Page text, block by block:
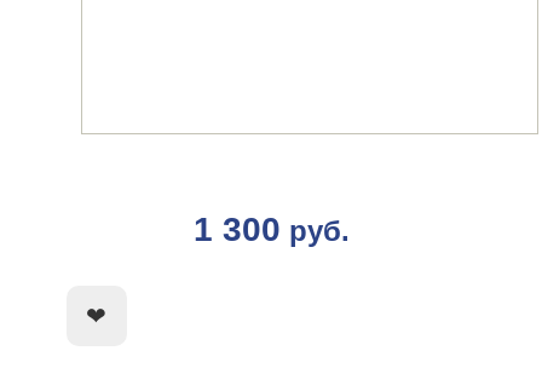
1 300 руб.